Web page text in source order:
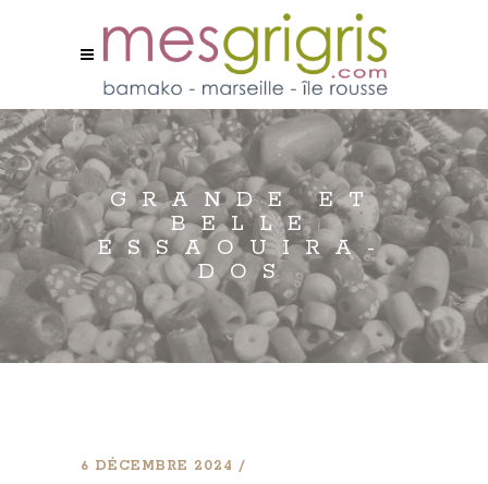
GRANDE ET
BELLE
ESSAOUIRA-
DOS
6 DÉCEMBRE 2024